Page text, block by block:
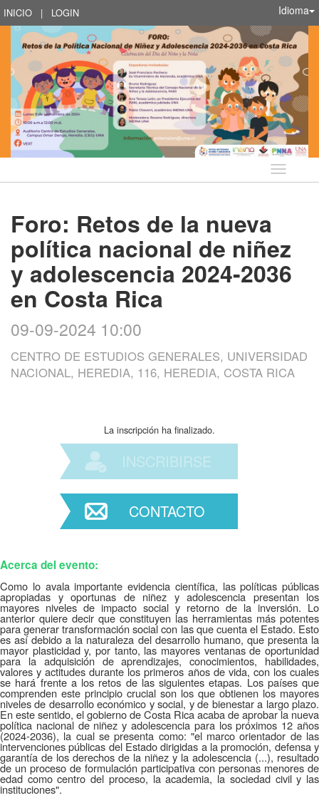
INICIO | LOGIN Idioma
Idioma
Foro: Retos de la nueva
política nacional de niñez
y adolescencia 2024-2036
en Costa Rica
09-09-2024 10:00
CENTRO DE ESTUDIOS GENERALES, UNIVERSIDAD
NACIONAL, HEREDIA, 116, HEREDIA, COSTA RICA
La inscripción ha finalizado.
INSCRIBIRSE
CONTACTO
Acerca del evento:
Como lo avala importante evidencia científica, las políticas públicas
apropiadas y oportunas de niñez y adolescencia presentan los
mayores niveles de impacto social y retorno de la inversión. Lo
anterior quiere decir que constituyen las herramientas más potentes
para generar transformación social con las que cuenta el Estado. Esto
es así debido a la naturaleza del desarrollo humano, que presenta la
mayor plasticidad y, por tanto, las mayores ventanas de oportunidad
para la adquisición de aprendizajes, conocimientos, habilidades,
valores y actitudes durante los primeros años de vida, con los cuales
se hará frente a los retos de las siguientes etapas. Los países que
comprenden este principio crucial son los que obtienen los mayores
niveles de desarrollo económico y social, y de bienestar a largo plazo.
En este sentido, el gobierno de Costa Rica acaba de aprobar la nueva
política nacional de niñez y adolescencia para los próximos 12 años
(2024-2036), la cual se presenta como: "el marco orientador de las
intervenciones públicas del Estado dirigidas a la promoción, defensa y
garantía de los derechos de la niñez y la adolescencia (...), resultado
de un proceso de formulación participativa con personas menores de
edad como centro del proceso, la academia, la sociedad civil y las
instituciones".